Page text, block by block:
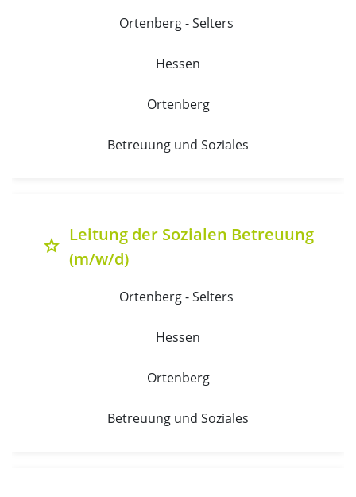
Ortenberg - Selters
Hessen
Ortenberg
Betreuung und Soziales
grade
Leitung der Sozialen Betreuung
(m/w/d)
Ortenberg - Selters
Hessen
Ortenberg
Betreuung und Soziales